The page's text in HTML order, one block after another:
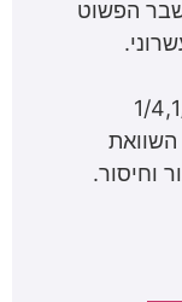
הפשוט
1/
וחיסור.